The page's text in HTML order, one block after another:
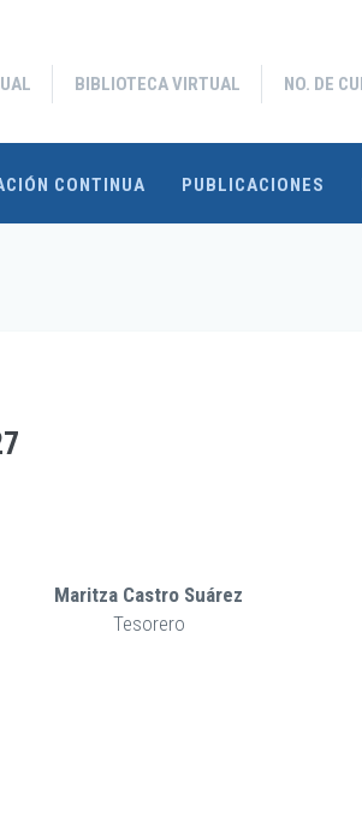
BIBLIOTECA VIRTUAL NO. DE
CONTINUA PUBLICACIONES
Maritza Castro Suárez
Tesorero